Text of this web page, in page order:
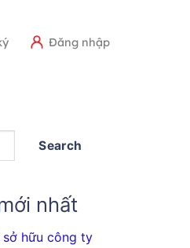
Đăng nhập
Search
nhất
hữu công ty